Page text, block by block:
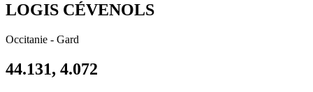
LOGIS CÉVENOLS
Occitanie - Gard
44.131, 4.072